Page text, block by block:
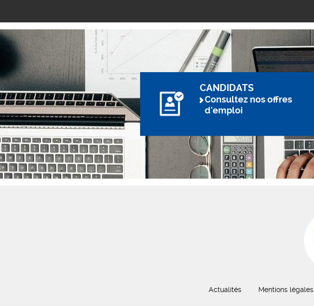
CANDIDATS
Consultez nos offres
d'emploi
Actualités Mentions légales